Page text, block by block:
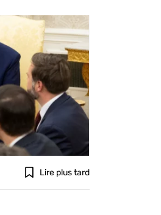
Lire plus tard